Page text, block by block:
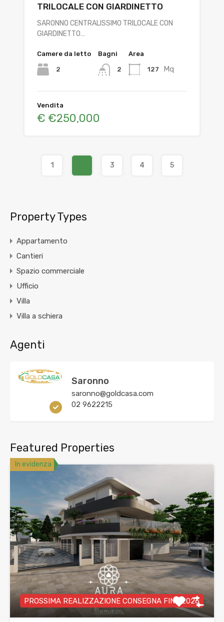
TRILOCALE CON GIARDINETTO
SARONNO CENTRALISSIMO TRILOCALE CON
GIARDINETTO…
Camere da letto
2
Bagni
2
Area
127 Mq
Vendita
€ €250,000
1 3 4 5
Property Types
Appartamento
Cantieri
Spazio commerciale
Ufficio
Villa
Villa a schiera
Agenti
Saronno
saronno@goldcasa.com
02 9622215
Featured Properties
In evidenza
PROSSIMA REALIZZAZIONE CONSEGNA FINE 2026